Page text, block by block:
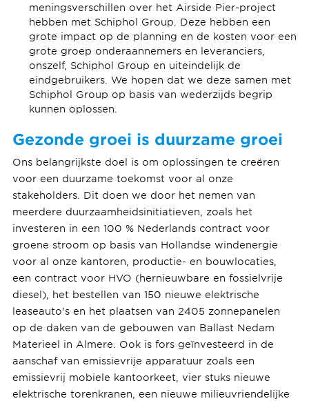
meningsverschillen over het Airside Pier-project
hebben met Schiphol Group. Deze hebben een
grote impact op de planning en de kosten voor een
grote groep onderaannemers en leveranciers,
onszelf, Schiphol Group en uiteindelijk de
eindgebruikers. We hopen dat we deze samen met
Schiphol Group op basis van wederzijds begrip
kunnen oplossen.
Gezonde groei is duurzame groei
Ons belangrijkste doel is om oplossingen te creëren
voor een duurzame toekomst voor al onze
stakeholders. Dit doen we door het nemen van
meerdere duurzaamheidsinitiatieven, zoals het
investeren in een 100 % Nederlands contract voor
groene stroom op basis van Hollandse windenergie
voor al onze kantoren, productie- en bouwlocaties,
een contract voor HVO (hernieuwbare en fossielvrije
diesel), het bestellen van 150 nieuwe elektrische
leaseauto's en het plaatsen van 2405 zonnepanelen
op de daken van de gebouwen van Ballast Nedam
Materieel in Almere. Ook is fors geïnvesteerd in de
aanschaf van emissievrije apparatuur zoals een
emissievrij mobiele kantoorkeet, vier stuks nieuwe
elektrische torenkranen, een nieuwe milieuvriendelijke